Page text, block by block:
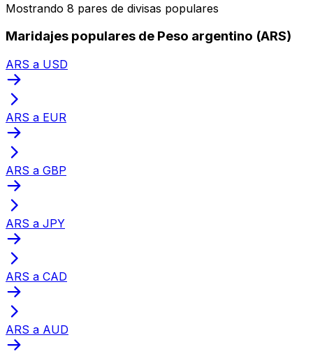
Mostrando 8 pares de divisas populares
Maridajes populares de Peso argentino (ARS)
ARS a USD
ARS a EUR
ARS a GBP
ARS a JPY
ARS a CAD
ARS a AUD